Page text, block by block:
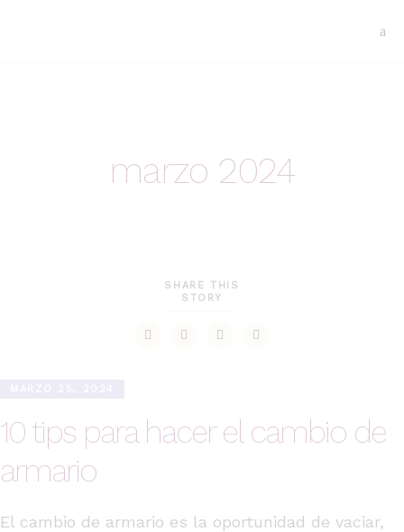
marzo 2024
SHARE THIS
STORY
10 tips para hacer el cambio de
armario
El cambio de armario es la oportunidad de vaciar,